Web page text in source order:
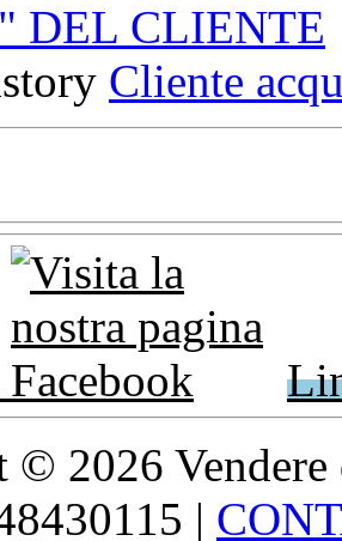
DEL CLIENTE
Cliente
© 2026
|